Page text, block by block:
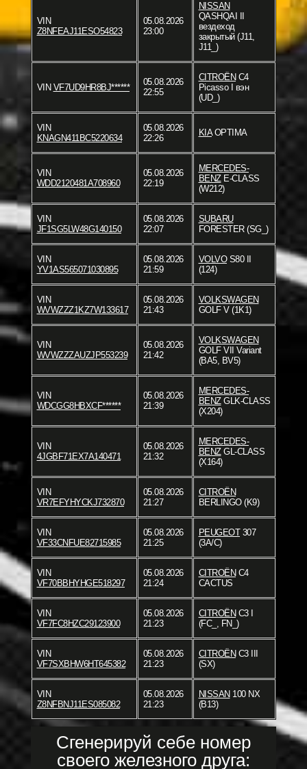
VIN
Z8NFEAJ11ESO54823
05.08.2026
23:00
NISSAN
QASHQAI II
вездеход
закрытый (J11,
J11_)
VIN VF7UD9HR8BJ******
05.08.2026
22:55
CITROËN C4
Picasso I вэн
(UD_)
VIN
KNAGN411BC5220634
05.08.2026
22:26
KIAOPTIMA
VIN
WDD2120481A708960
05.08.2026
22:19
MERCEDES-
BENZE-CLASS
(W212)
VIN
JF1SG5LW48G140150
05.08.2026
22:07
SUBARU
FORESTER (SG_)
VIN
YV1AS565071030895
05.08.2026
21:59
VOLVOS80 II
(124)
VIN
WVWZZZ1KZ7W133617
05.08.2026
21:43
VOLKSWAGEN
GOLF V (1K1)
VIN
WVWZZZAUZJP553239
05.08.2026
21:42
VOLKSWAGEN
GOLF VII Variant
(BA5, BV5)
VIN
WDCGG8HBXCF******
05.08.2026
21:39
MERCEDES-
BENZGLK-CLASS
(X204)
VIN
4JGBF71EX7A140471
05.08.2026
21:32
MERCEDES-
BENZGL-CLASS
(X164)
VIN
VR7EFYHYCKJ732870
05.08.2026
21:27
CITROËN
BERLINGO (K9)
VIN
VF33CNFUE82715985
05.08.2026
21:25
PEUGEOT307
(3A/C)
VIN
VF70BBHYHGE518297
05.08.2026
21:24
CITROËN C4
CACTUS
VIN
VF7FC8HZC29123900
05.08.2026
21:23
CITROËN C3 I
(FC_, FN_)
VIN
VF7SXBHW6HT645382
05.08.2026
21:23
CITROËN C3 III
(SX)
VIN
Z8NFBNJ11ES085082
05.08.2026
21:23
NISSAN 100 NX
(B13)
Сгенерируй себе номер
своего железного друга: